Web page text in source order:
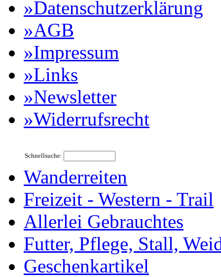
»Datenschutzerklärung
»AGB
»Impressum
»Links
»Newsletter
»Widerrufsrecht
Schnellsuche:
Wanderreiten
Freizeit - Western - Trail
Allerlei Gebrauchtes
Futter, Pflege, Stall,
Geschenkartikel